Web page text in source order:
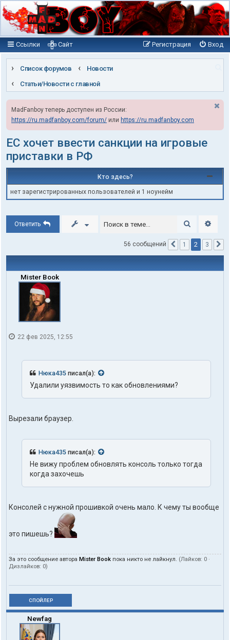
Ссылки Вход
Регистрация
Сайт
Список форумов
Новости
Статьи/Новости с главной
MadFanboy теперь доступен из России:
https://ru.madfanboy.com/forum/ или https://ru.madfanboy.com
ЕС хочет ввести санкции на игровые
приставки в РФ
Кто здесь?
нет зарегистрированных пользователей и 1 ноунейм
Ответить Поиск
56 сообщений Пред.
1 2 3
Mister Book
22 фев 2025, 12:55
Нюка435 писал(а):
Удалили уязвимость то как обновлениями?
Вырезали браузер.
Нюка435 писал(а):
He вижу проблем обновлять консоль только тогда
когда зaxoчешь
Консолей с нужной прошивкой очень мало. К чему ты вообще
это пишешь?
За это сообщение автора Mister Book пока никто не лайкнул. (Лайков: 0 ·
Дизлайков: 0)
СПОЙЛЕР
Newfag